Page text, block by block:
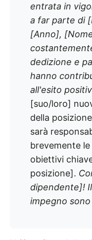
entrata in
a far parte di
[Anno],
dedizione e
hanno
all'esito
[suo/loro]
della
sarà
brevemente
obiettivi
posizione].
dipendente]!
impegno